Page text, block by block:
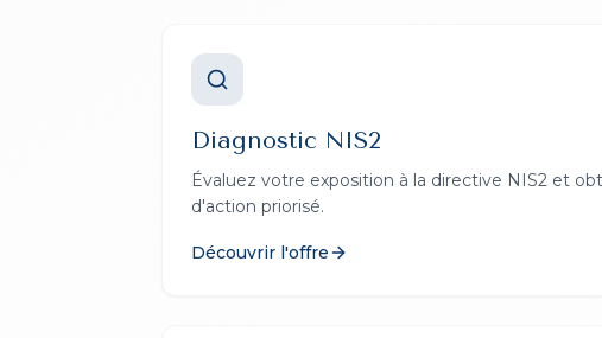
Diagnostic NIS2
Évaluez votre exposition à la directive NIS2 et
d'action priorisé.
Découvrir l'offre